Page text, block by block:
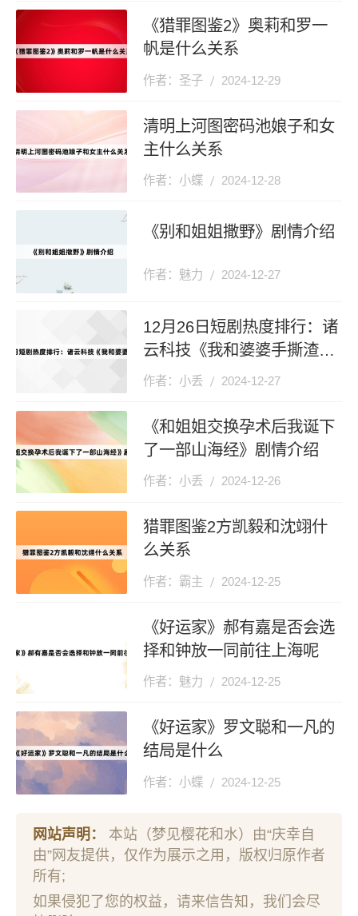
《猎罪图鉴2》奥莉和罗一
帆是什么关系
作者：圣子 2024-12-29
清明上河图密码池娘子和女
主什么关系
作者：小蝶 2024-12-28
《别和姐姐撒野》剧情介绍
作者：魅力 2024-12-27
12月26日短剧热度排行：诸
云科技《我和婆婆手撕渣男
全家》登顶第一
作者：小丢 2024-12-27
《和姐姐交换孕术后我诞下
了一部山海经》剧情介绍
作者：小丢 2024-12-26
猎罪图鉴2方凯毅和沈翊什
么关系
作者：霸主 2024-12-25
《好运家》郝有嘉是否会选
择和钟放一同前往上海呢
作者：魅力 2024-12-25
《好运家》罗文聪和一凡的
结局是什么
作者：小蝶 2024-12-25
网站声明：
本站（梦见樱花和水）由“庆幸自
由”网友提供，仅作为展示之用，版权归原作者
所有;
如果侵犯了您的权益，请来信告知，我们会尽